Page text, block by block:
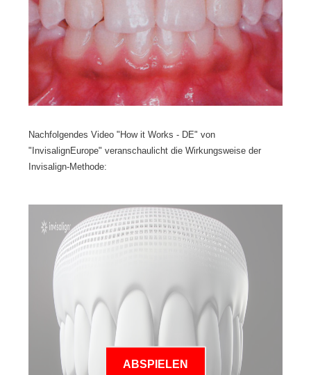
Nachfolgendes Video "How it Works - DE" von
"InvisalignEurope" veranschaulicht die Wirkungsweise der
Invisalign-Methode:
ABSPIELEN